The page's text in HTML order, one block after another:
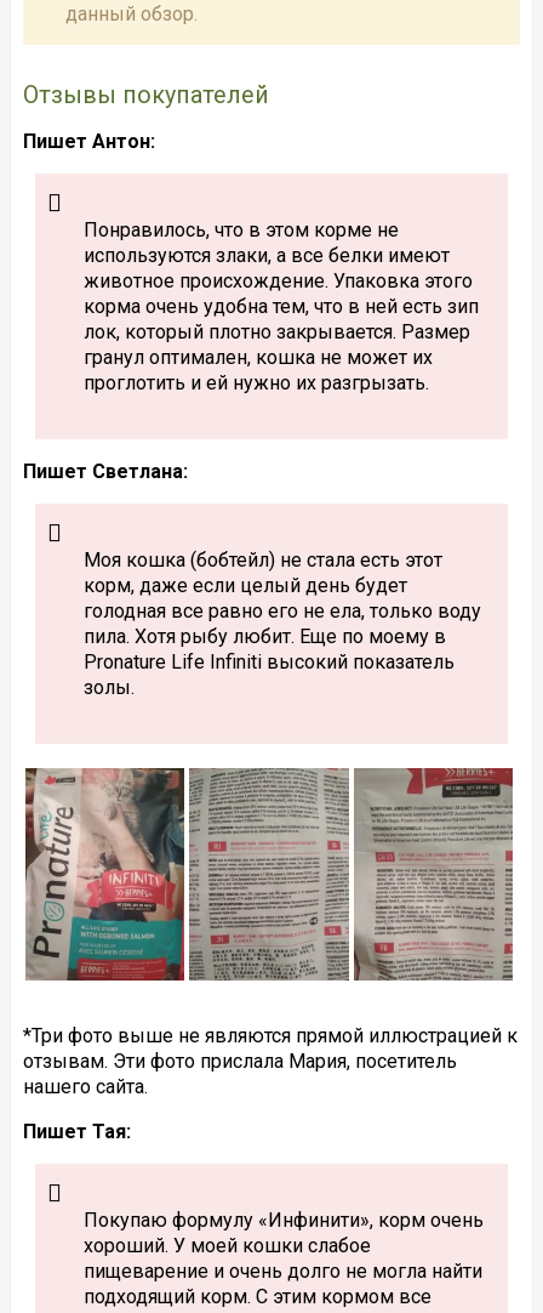
данный обзор.
Отзывы покупателей
Пишет Антон:
Понравилось, что в этом корме не
используются злаки, а все белки имеют
животное происхождение. Упаковка этого
корма очень удобна тем, что в ней есть зип
лок, который плотно закрывается. Размер
гранул оптимален, кошка не может их
проглотить и ей нужно их разгрызать.
Пишет Светлана:
Моя кошка (бобтейл) не стала есть этот
корм, даже если целый день будет
голодная все равно его не ела, только воду
пила. Хотя рыбу любит. Еще по моему в
Pronature Life Infiniti высокий показатель
золы.
*Три фото выше не являются прямой иллюстрацией к
отзывам. Эти фото прислала Мария, посетитель
нашего сайта.
Пишет Тая:
Покупаю формулу «Инфинити», корм очень
хороший. У моей кошки слабое
пищеварение и очень долго не могла найти
подходящий корм. С этим кормом все